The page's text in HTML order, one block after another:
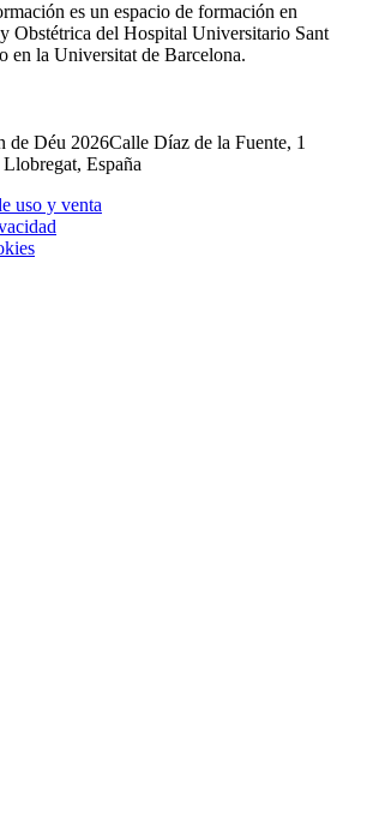
es un espacio de formación en
Obstétrica del Hospital Universitario Sant
en la Universitat de Barcelona.
de Déu 2026Calle Díaz de la Fuente, 1
España
uso y venta